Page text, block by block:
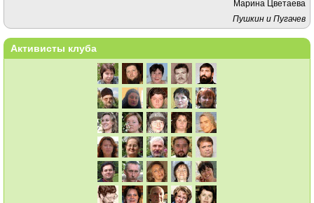
Марина Цветаева
Пушкин и Пугачев
Активисты клуба